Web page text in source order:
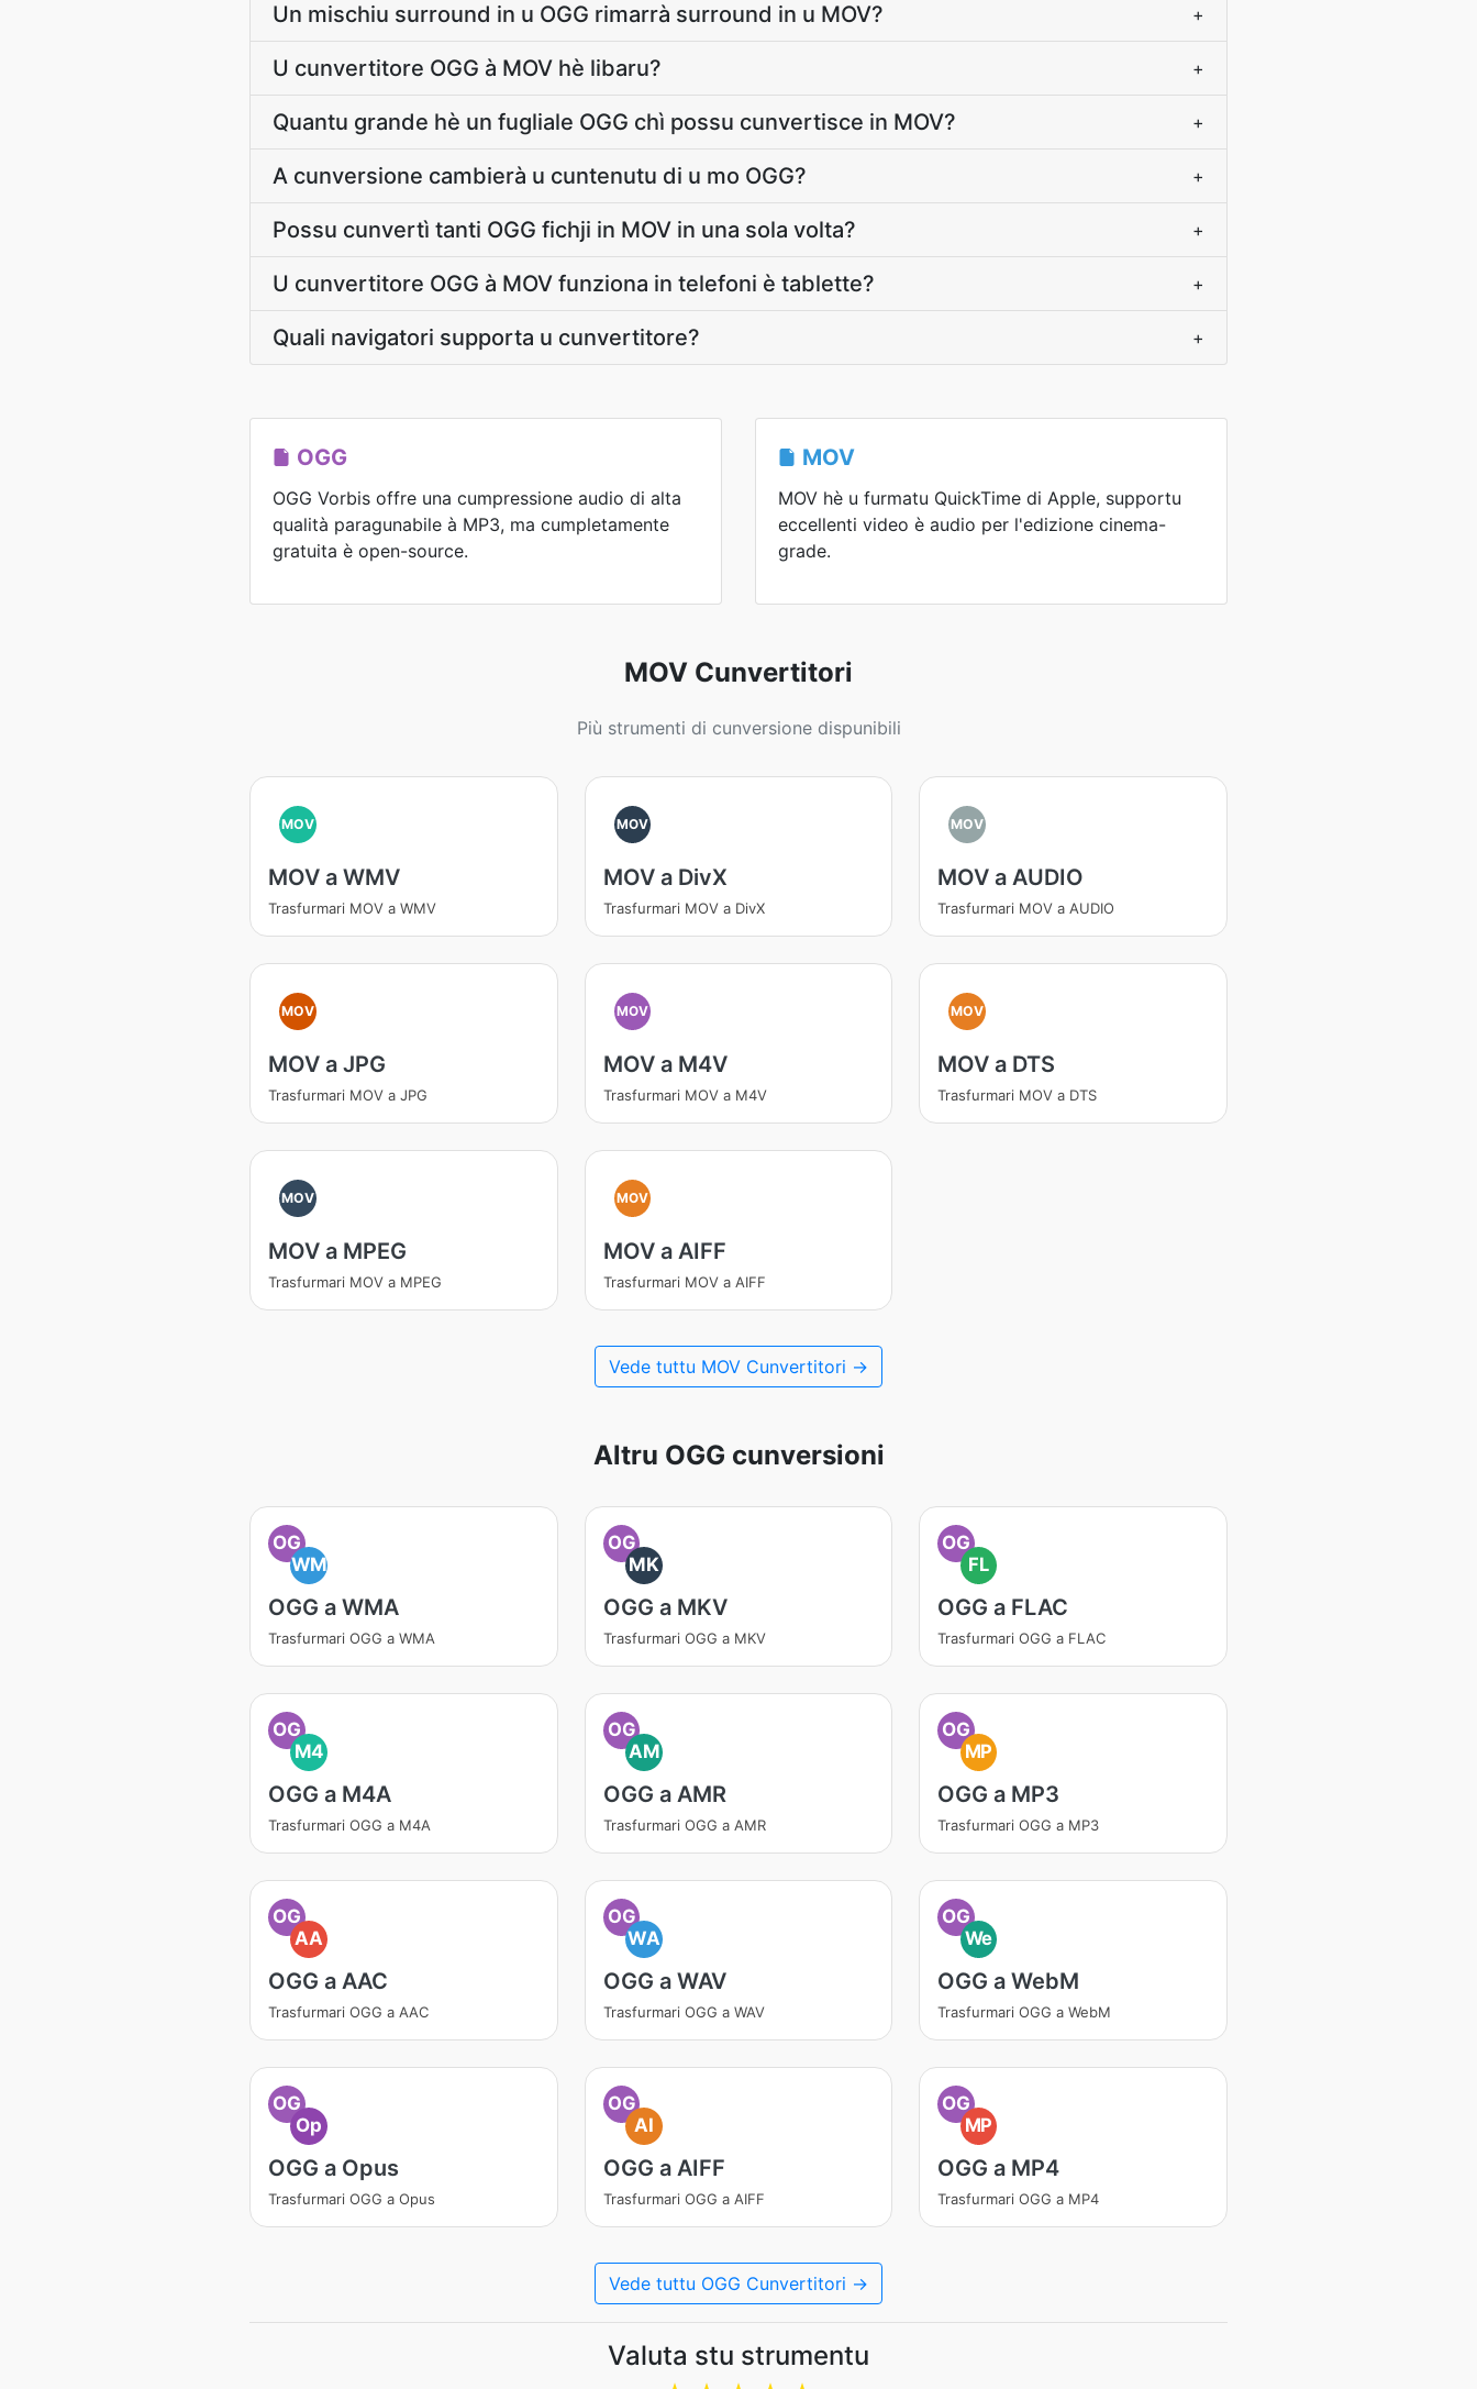
Un mischiu surround in u OGG rimarrà surround in u MOV? +
U cunvertitore OGG à MOV hè libaru? +
Quantu grande hè un fugliale OGG chì possu cunvertisce in MOV? +
A cunversione cambierà u cuntenutu di u mo OGG? +
Possu cunvertì tanti OGG fichji in MOV in una sola volta? +
U cunvertitore OGG à MOV funziona in telefoni è tablette? +
Quali navigatori supporta u cunvertitore? +
OGG
OGG Vorbis offre una cumpressione audio di alta
qualità paragunabile à MP3, ma cumpletamente
gratuita è open-source.
MOV
MOV hè u furmatu QuickTime di Apple, supportu
eccellenti video è audio per l'edizione cinema-
grade.
MOV Cunvertitori
Più strumenti di cunversione dispunibili
MOV
MOV a WMV
Trasfurmari MOV a WMV
MOV
MOV a DivX
Trasfurmari MOV a DivX
MOV
MOV a AUDIO
Trasfurmari MOV a AUDIO
MOV
MOV a JPG
Trasfurmari MOV a JPG
MOV
MOV a M4V
Trasfurmari MOV a M4V
MOV
MOV a DTS
Trasfurmari MOV a DTS
MOV
MOV a MPEG
Trasfurmari MOV a MPEG
MOV
MOV a AIFF
Trasfurmari MOV a AIFF
Vede tuttu MOV Cunvertitori →
Altru OGG cunversioni
OG
WM
OGG a WMA
Trasfurmari OGG a WMA
OG
MK
OGG a MKV
Trasfurmari OGG a MKV
OG
FL
OGG a FLAC
Trasfurmari OGG a FLAC
OG
M4
OGG a M4A
Trasfurmari OGG a M4A
OG
AM
OGG a AMR
Trasfurmari OGG a AMR
OG
MP
OGG a MP3
Trasfurmari OGG a MP3
OG
AA
OGG a AAC
Trasfurmari OGG a AAC
OG
WA
OGG a WAV
Trasfurmari OGG a WAV
OG
We
OGG a WebM
Trasfurmari OGG a WebM
OG
Op
OGG a Opus
Trasfurmari OGG a Opus
OG
AI
OGG a AIFF
Trasfurmari OGG a AIFF
OG
MP
OGG a MP4
Trasfurmari OGG a MP4
Vede tuttu OGG Cunvertitori →
Valuta stu strumentu